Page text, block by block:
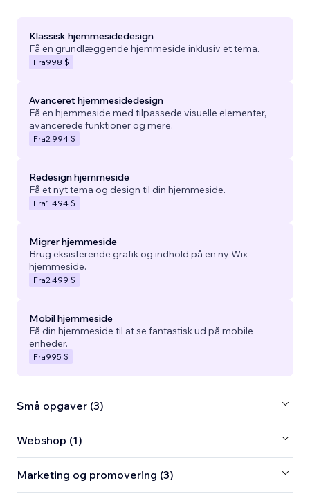
Klassisk hjemmesidedesign
Få en grundlæggende hjemmeside inklusiv et tema.
Fra998 $
Avanceret hjemmesidedesign
Få en hjemmeside med tilpassede visuelle elementer,
avancerede funktioner og mere.
Fra2.994 $
Redesign hjemmeside
Få et nyt tema og design til din hjemmeside.
Fra1.494 $
Migrer hjemmeside
Brug eksisterende grafik og indhold på en ny Wix-
hjemmeside.
Fra2.499 $
Mobil hjemmeside
Få din hjemmeside til at se fantastisk ud på mobile
enheder.
Fra995 $
Små opgaver (3)
Webshop (1)
Marketing og promovering (3)